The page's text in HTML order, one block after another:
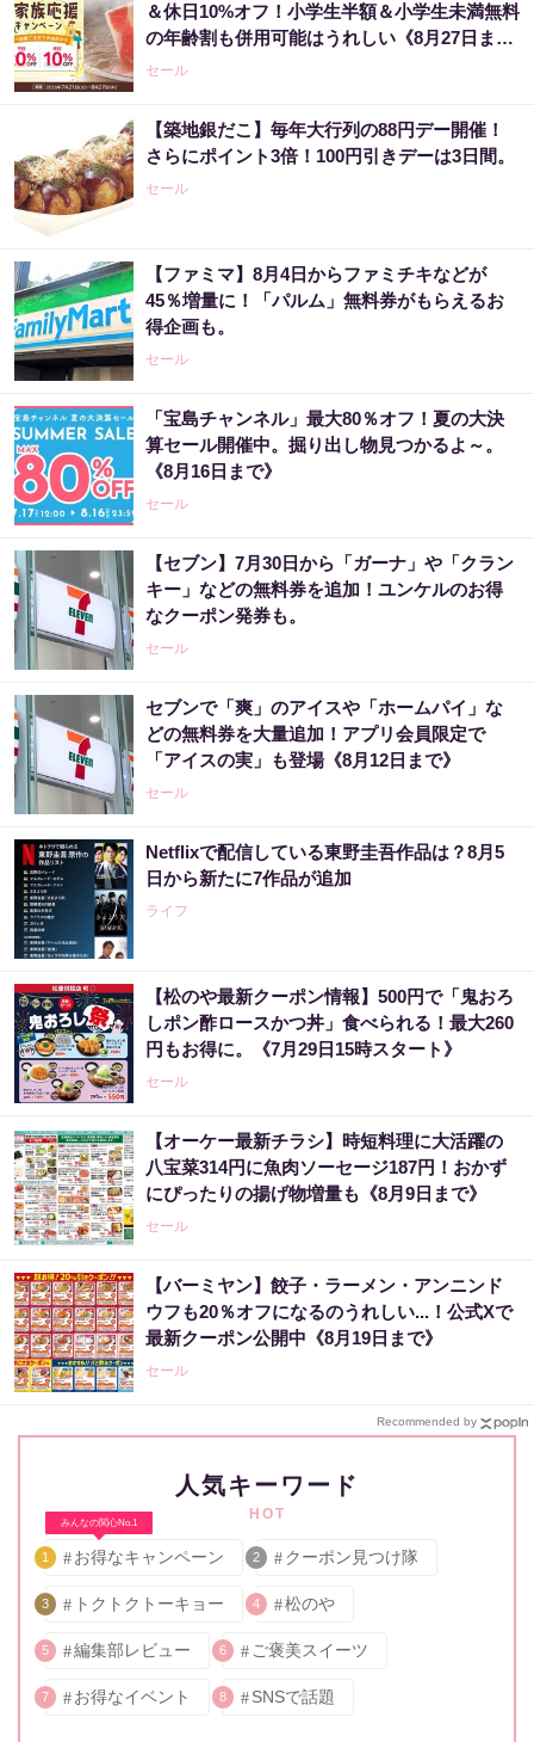
＆休日10%オフ！小学生半額＆小学生未満無料
の年齢割も併用可能はうれしい《8月27日ま
で》
セール
【築地銀だこ】毎年大行列の88円デー開催！
さらにポイント3倍！100円引きデーは3日間。
セール
【ファミマ】8月4日からファミチキなどが
45％増量に！「パルム」無料券がもらえるお
得企画も。
セール
「宝島チャンネル」最大80％オフ！夏の大決
算セール開催中。掘り出し物見つかるよ～。
《8月16日まで》
セール
【セブン】7月30日から「ガーナ」や「クラン
キー」などの無料券を追加！ユンケルのお得
なクーポン発券も。
セール
セブンで「爽」のアイスや「ホームパイ」な
どの無料券を大量追加！アプリ会員限定で
「アイスの実」も登場《8月12日まで》
セール
Netflixで配信している東野圭吾作品は？8月5
日から新たに7作品が追加
ライフ
【松のや最新クーポン情報】500円で「鬼おろ
しポン酢ロースかつ丼」食べられる！最大260
円もお得に。《7月29日15時スタート》
セール
【オーケー最新チラシ】時短料理に大活躍の
八宝菜314円に魚肉ソーセージ187円！おかず
にぴったりの揚げ物増量も《8月9日まで》
セール
【バーミヤン】餃子・ラーメン・アンニンド
ウフも20％オフになるのうれしい...！公式Xで
最新クーポン公開中《8月19日まで》
セール
Recommended by
人気キーワード
HOT
みんなの関心No.1
1 お得なキャンペーン 2 クーポン見つけ隊
3 トクトクトーキョー 4 松のや
5 編集部レビュー 6 ご褒美スイーツ
7 お得なイベント 8 SNSで話題